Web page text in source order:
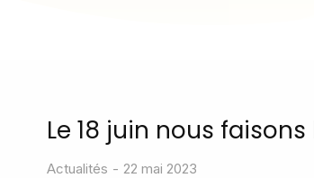
Le 18 juin nous
Actualités 22 mai 2023